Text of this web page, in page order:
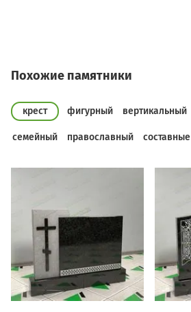
Похожие памятники
крест фигурный вертикальный
семейный православный составные